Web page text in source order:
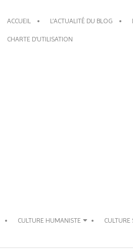
ACCUEIL L’ACTUALITÉ DU BLOG
CHARTE D’UTILISATION
CULTURE HUMANISTE CULTURE